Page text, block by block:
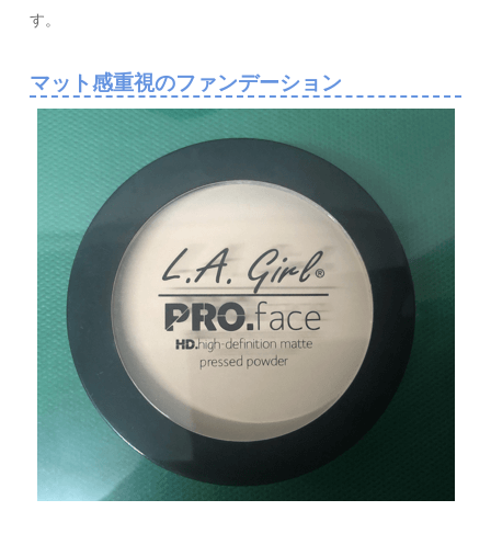
す。
マット感重視のファンデーション